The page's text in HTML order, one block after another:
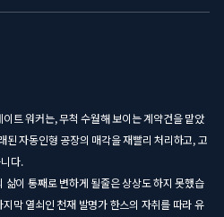
트 워커는, 무척 수월해 보이는 계약건을 맡았
된 자동인형 공장의 매각을 재빨리 처리하고, 고
다.
삶이 통째로 변하게 될줄은 상상도 하지 못했습
막 열쇠인 천재 발명가 한스의 자취를 따라 유